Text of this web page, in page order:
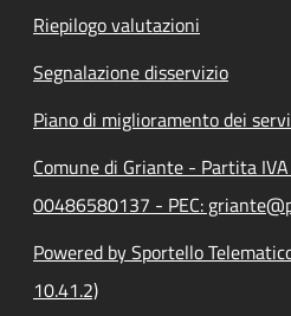
Riepilogo valutazioni
Segnalazione disservizio
Piano di miglioramento dei
Comune di Griante - Partita
00486580137 - PEC:
Powered by Sportello
10.41.2)